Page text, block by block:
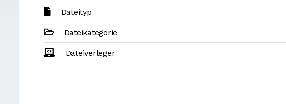
Dateityp
Dateikategorie
Dateiverleger